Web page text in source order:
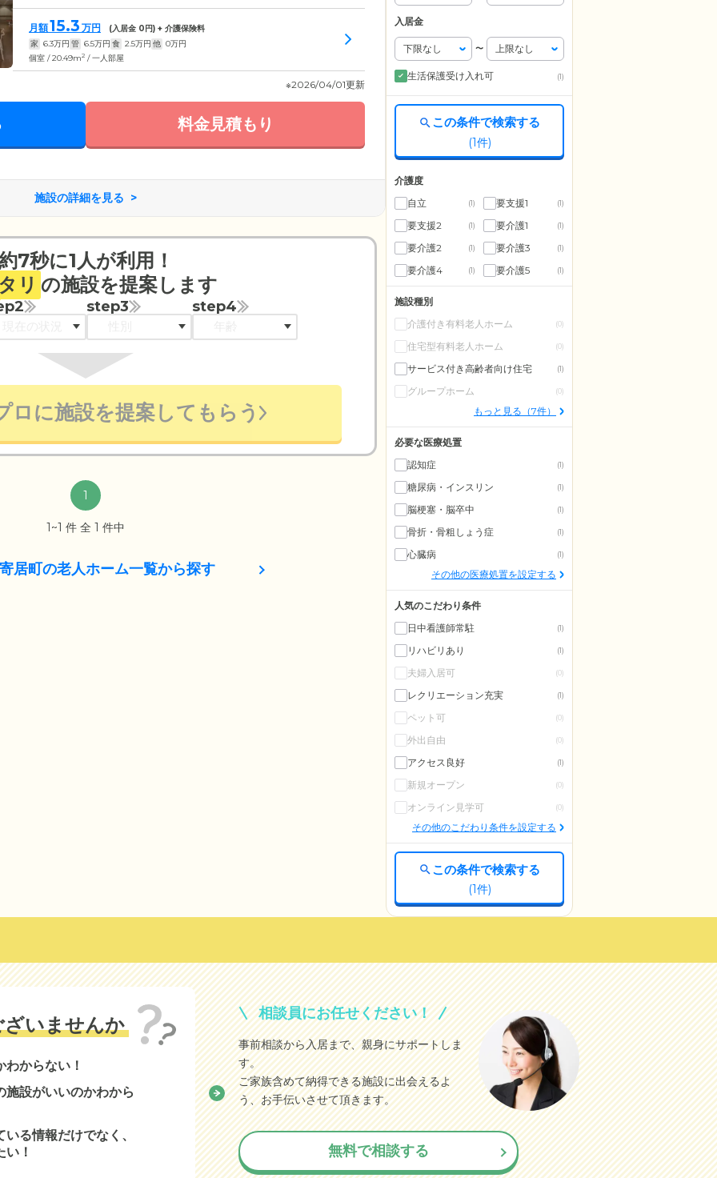
月額15.3 万円 (入居金 0円) + 介護保険料
家 6.3万円 管 6.5万円 食 2.5万円 他 0万円
個室 / 20.49m2 / 一人部屋
※2026/04/01更新
料金見積もり
施設の詳細を見る
7秒に1人が利用！
リ の施設を提案します
step3 step4
ロに施設を提案してもらう
1
1~1 件 全 1 件中
居町の老人ホーム一覧から探す
入居金
〜
生活保護受け入れ可 (1)
この条件で検索する
(1件)
介護度
自立
(1) 要支援1 (1)
要支援2 (1) 要介護1 (1)
要介護2 (1) 要介護3 (1)
要介護4 (1) 要介護5 (1)
施設種別
介護付き有料老人ホーム
(0)
住宅型有料老人ホーム (0)
サービス付き高齢者向け住宅 (1)
グループホーム (0)
もっと見る（7件）
必要な医療処置
認知症
(1)
糖尿病・インスリン (1)
脳梗塞・脳卒中 (1)
骨折・骨粗しょう症 (1)
心臓病 (1)
その他の医療処置を設定する
人気のこだわり条件
日中看護師常駐
(1)
リハビリあり (1)
夫婦入居可 (0)
レクリエーション充実 (1)
ペット可 (0)
外出自由 (0)
アクセス良好 (1)
新規オープン (0)
オンライン見学可 (0)
その他のこだわり条件を設定する
この条件で検索する
(1件)
いませんか
からない！
施設がいいのかわから
る情報だけでなく、
！
相談員にお任せください！
事前相談から入居まで、親身にサポートしま
す。
ご家族含めて納得できる施設に出会えるよ
う、お手伝いさせて頂きます。
無料で相談する